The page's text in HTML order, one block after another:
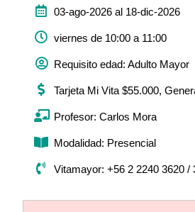
03-ago-2026 al 18-dic-2026
viernes de 10:00 a 11:00
Requisito edad: Adulto Mayor
Tarjeta Mi Vita $55.000,
Profesor: Carlos Mora
Modalidad: Presencial
Vitamayor: +56 2 2240 3620 /